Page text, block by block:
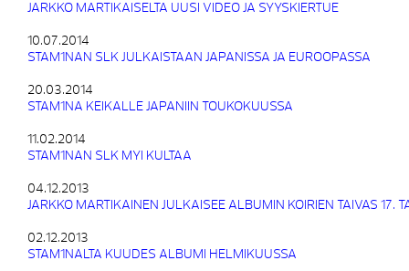
JARKKO MARTIKAISELTA UUSI VIDEO JA SYYSKIERTUE
10.07.2014
STAM1NAN SLK JULKAISTAAN JAPANISSA JA EUROOPASSA
20.03.2014
STAM1NA KEIKALLE JAPANIIN TOUKOKUUSSA
11.02.2014
STAM1NAN SLK MYI KULTAA
04.12.2013
JARKKO MARTIKAINEN JULKAISEE ALBUMIN KOIRIEN TAIVAS 17.
02.12.2013
STAM1NALTA KUUDES ALBUMI HELMIKUUSSA